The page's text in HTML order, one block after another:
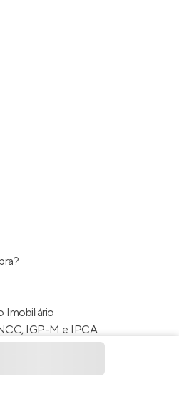
Imobiliário
IGP-M e IPCA